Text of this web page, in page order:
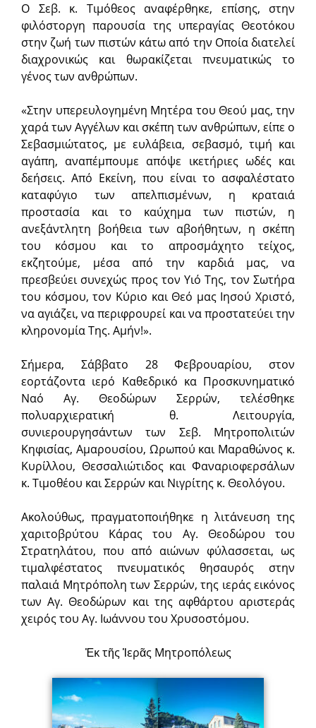
Ο Σεβ. κ. Τιμόθεος αναφέρθηκε, επίσης, στην
φιλόστοργη παρουσία της υπεραγίας Θεοτόκου
στην ζωή των πιστών κάτω από την Οποία διατελεί
διαχρονικώς και θωρακίζεται πνευματικώς το
γένος των ανθρώπων.
«Στην υπερευλογημένη Μητέρα του Θεού μας, την
χαρά των Αγγέλων και σκέπη των ανθρώπων, είπε ο
Σεβασμιώτατος, με ευλάβεια, σεβασμό, τιμή και
αγάπη, αναπέμπουμε απόψε ικετήριες ωδές και
δεήσεις. Από Εκείνη, που είναι το ασφαλέστατο
καταφύγιο των απελπισμένων, η κραταιά
προστασία και το καύχημα των πιστών, η
ανεξάντλητη βοήθεια των αβοήθητων, η σκέπη
του κόσμου και το απροσμάχητο τείχος,
εκζητούμε, μέσα από την καρδιά μας, να
πρεσβεύει συνεχώς προς τον Υιό Της, τον Σωτήρα
του κόσμου, τον Κύριο και Θεό μας Ιησού Χριστό,
να αγιάζει, να περιφρουρεί και να προστατεύει την
κληρονομία Της. Αμήν!».
Σήμερα, Σάββατο 28 Φεβρουαρίου, στον
εορτάζοντα ιερό Καθεδρι­κό κα Προ­σκυνηματικό
Ναό Αγ. Θεοδώρων Σερρών, τελέσθηκε
πολυαρχιερατική θ. Λειτουργία,
συνιερουργησάντων των Σεβ. Μητροπολιτών
Κηφισίας, Αμαρουσίου, Ωρωπού και Μαραθώνος κ.
Κυρίλλου, Θεσσαλιώτιδος και Φαναριοφερσάλων
κ. Τιμοθέου και Σερρών και Νιγρίτης κ. Θεολόγου.
Ακολούθως, πραγματοποιήθηκε η λιτάνευση της
χαριτο­βρύτου Κά­ρας του Αγ. Θεοδώρου του
Στρατηλάτου, που από αιώνων φύλασσεται, ως
τιμαλφέστατος πνευματικός θησαυρός στην
παλαιά Μητρόπολη των Σερρών, της ιεράς εικόνος
των Αγ. Θεοδώρων και της αφθάρτου αριστεράς
χειρός του Αγ. Ιωάννου του Χρυσοστόμου.
Ἐκ τῆς Ἱερᾶς Μητροπόλεως